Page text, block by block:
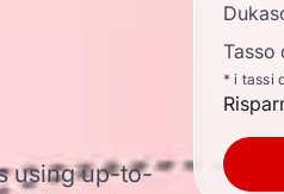
using up-to-
Tasso
* i tassi